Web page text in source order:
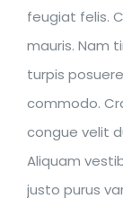
feugiat felis.
mauris. Nam
turpis
commodo.
congue velit
Aliquam
justo purus